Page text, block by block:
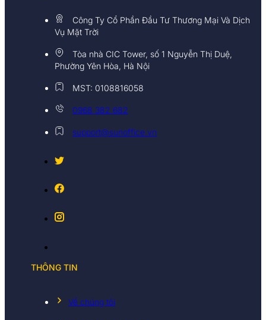
Công Ty Cổ Phần Đầu Tư Thương Mại Và Dịch
Vụ Mặt Trời
Tòa nhà CIC Tower, số 1 Nguyễn Thị Duệ,
Phường Yên Hòa, Hà Nội
MST: 0108816058
0968 382 682
support@sunoffice.vn
THÔNG TIN
Về chúng tôi